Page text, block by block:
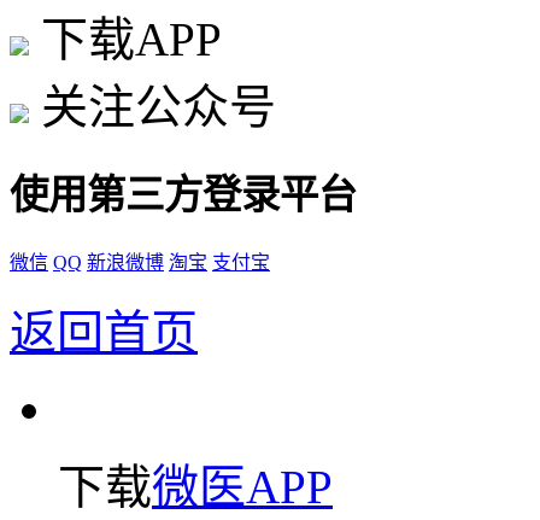
下载APP
关注公众号
使用第三方登录平台
微信 QQ 新浪微博 淘宝 支付宝
返回首页
下载微医APP